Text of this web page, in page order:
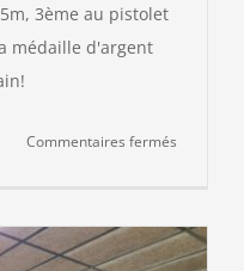
3ème au pistolet
médaille d'argent
Commentaires fermés
Monde
paratir